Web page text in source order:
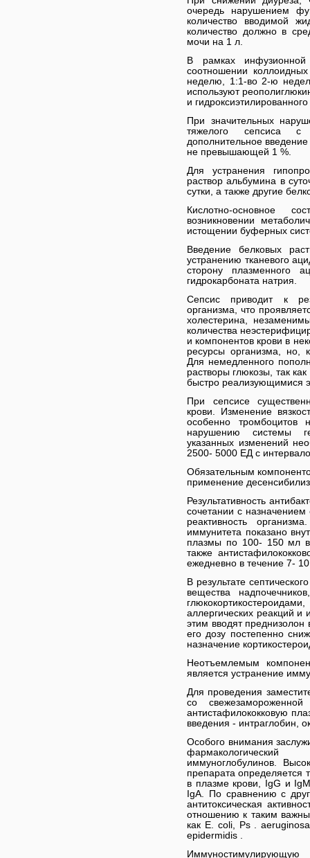
очередь нарушением
количество вводимой
количество должно в
мочи на 1 л.
В рамках
соотношении
неделю, 1:1-во 2-ю
используют
и
При значительных
тяжелого сепсиса с
дополнительное
не превышающей 1 %.
Для устранения
раствор альбумина в
сутки, а также другие
Кислотно-основное
возникновении
истощении буферных
Введение белковых
устранению тканевого
сторону плазменного
гидрокарбоната натрия.
Сепсис приводит к
организма, что
холестерина,
количества
и компонентов крови в
ресурсы организма, но,
Для немедленного
растворы глюкозы, так
быстро реализующимися
При сепсисе
крови. Изменение
особенно тромбоцитов
нарушению системы
указанных изменений
2500- 5000 ЕД с
Обязательным
применение
Результативность
сочетании с
реактивность
иммунитета показано
плазмы по 100- 150 мл
также
ежедневно в течение 7-
В результате
вещества
аллергических реакций и
этим вводят преднизолон
его дозу постепенно
назначение
Неотъемлемым
является устранение
Для проведения
со
антистафилококковую
введения - интраглобин,
Особого внимания
иммуноглобулинов.
препарата определяется
в плазме крови, IgG и
IgA. По сравнению с
антитоксическая
отношению к таким
как Е. coli, Ps .
epidermidis .
Иммуностимулирующую